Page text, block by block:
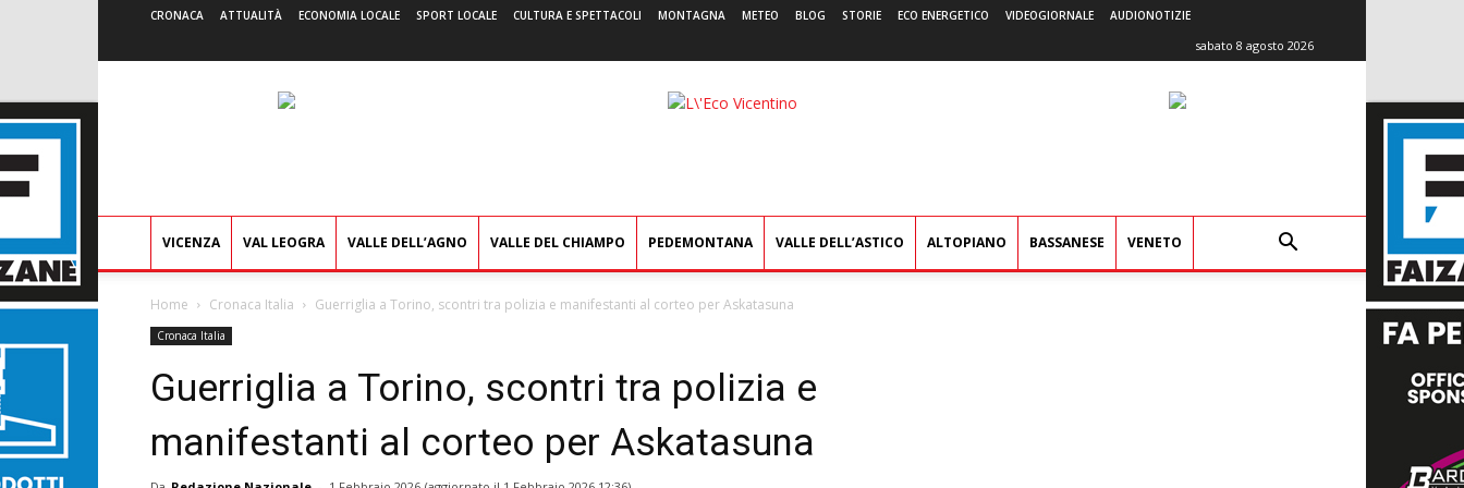
CRONACA ATTUALITÀ ECONOMIA LOCALE SPORT LOCALE CULTURA E SPETTACOLI MONTAGNA METEO BLOG STORIE ECO ENERGETICO VIDEOGIORNALE AUDIONOTIZIE
sabato 8 agosto 2026
L'Eco
VICENZA VAL LEOGRA VALLE DELL’AGNO VALLE DEL CHIAMPO PEDEMONTANA VALLE DELL’ASTICO ALTOPIANO BASSANESE VENETO
Home Cronaca Italia Guerriglia a Torino, scontri tra polizia e manifestanti al corteo per Askatasuna
Cronaca Italia
Guerriglia a Torino, scontri tra polizia e
manifestanti al corteo per Askatasuna